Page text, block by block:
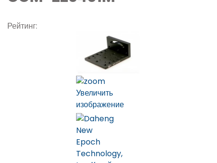
Рейтинг:
Увеличить
изображение